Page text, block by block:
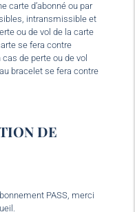
carte d’abonné ou par
intransmissible et
ou de vol de la carte
se fera contre
de perte ou de vol
bracelet se fera contre
DE
PASS, merci